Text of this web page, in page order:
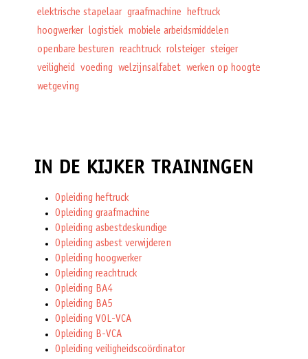
elektrische stapelaar graafmachine heftruck
hoogwerker logistiek mobiele arbeidsmiddelen
openbare besturen reachtruck rolsteiger steiger
veiligheid voeding welzijnsalfabet werken op hoogte
wetgeving
IN DE KIJKER TRAININGEN
Opleiding heftruck
Opleiding graafmachine
Opleiding asbestdeskundige
Opleiding asbest verwijderen
Opleiding hoogwerker
Opleiding reachtruck
Opleiding BA4
Opleiding BA5
Opleiding VOL-VCA
Opleiding B-VCA
Opleiding veiligheidscoördinator